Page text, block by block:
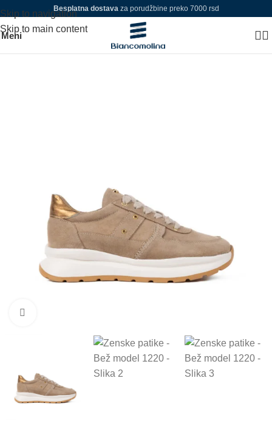
Skip to navigation
Skip to main content
Besplatna dostavaza porudžbine preko 7000 rsd
Meni